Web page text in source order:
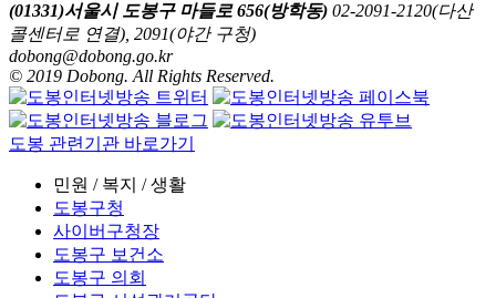
(01331)서울시 도봉구 마들로 656(방학동) 02-2091-2120(다산
콜센터로 연결), 2091(야간 구청)
dobong@dobong.go.kr
© 2019 Dobong. All Rights Reserved.
도봉 관련기관 바로가기
민원 / 복지 / 생활
도봉구청
사이버구청장
도봉구 보건소
도봉구 의회